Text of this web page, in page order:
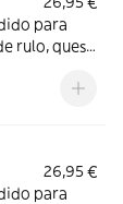
para
rulo, queso
y
26,95 €
para